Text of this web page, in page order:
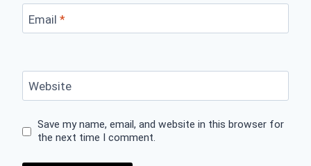
Email *
Website
Save my name, email, and website in this browser for
the next time I comment.